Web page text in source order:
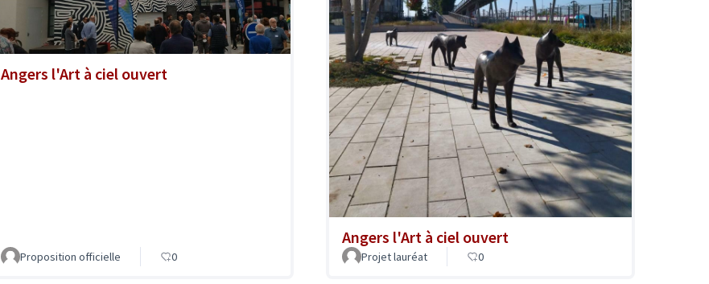
Angers l'Art à ciel ouvert
Proposition officielle 0
Angers l'Art à ciel ouvert
Projet lauréat 0